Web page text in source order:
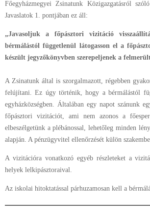
Főegyházmegyei Zsinatunk Közigazgatásról
Javaslatok 1. pontjában ez áll:
„Javasoljuk a főpásztori vizitáció
bérmálástól függetlenül látogasson el a
készült jegyzőkönyvben szerepeljenek a
A Zsinatunk által is szorgalmazott, régebben
felújítani. Ez úgy történik, hogy a bérmálástól
egyházközségben. Általában egy napot szánunk
főpásztori vizitációt, ami nem azonos a
elbeszélgetünk a plébánossal, lehetőleg minden
alapján. A pénzügyvitel ellenőrzését külön
A vizitációra vonatkozó egyéb részleteket a
helyek lelkipásztoraival.
Az iskolai hitoktatással párhuzamosan kell a